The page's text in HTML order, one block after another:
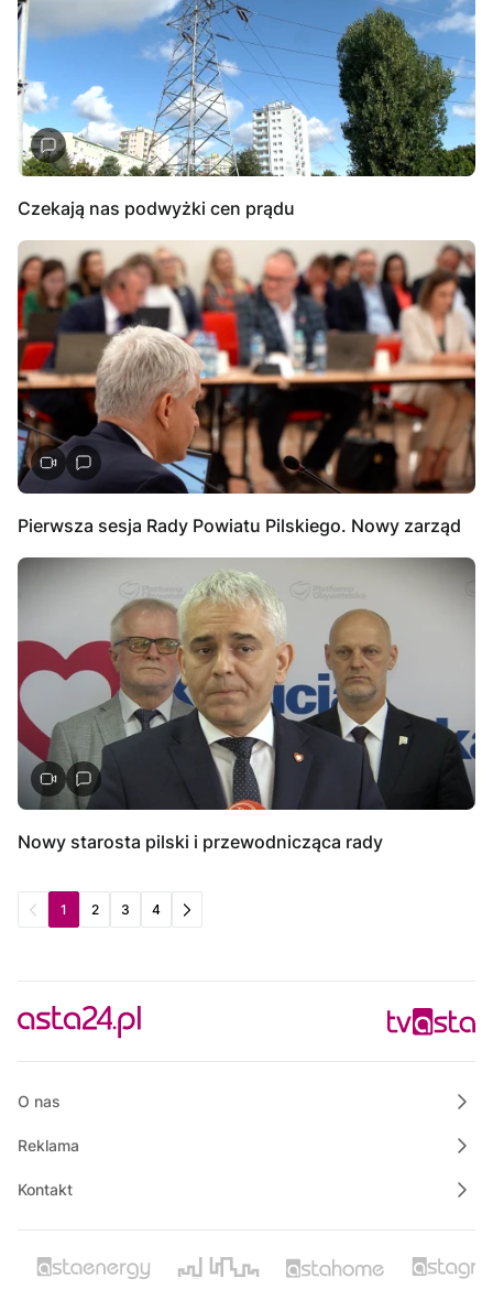
Czekają nas podwyżki cen prądu
Pierwsza sesja Rady Powiatu Pilskiego. Nowy zarząd
Nowy starosta pilski i przewodnicząca rady
1 2 3 4
O nas
Reklama
Kontakt